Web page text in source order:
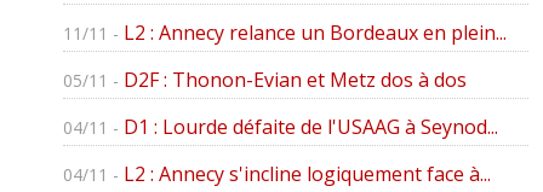
11/11 - L2 : Annecy relance un Bordeaux en plein...
05/11 - D2F : Thonon-Evian et Metz dos à dos
04/11 - D1 : Lourde défaite de l'USAAG à Seynod...
04/11 - L2 : Annecy s'incline logiquement face à...